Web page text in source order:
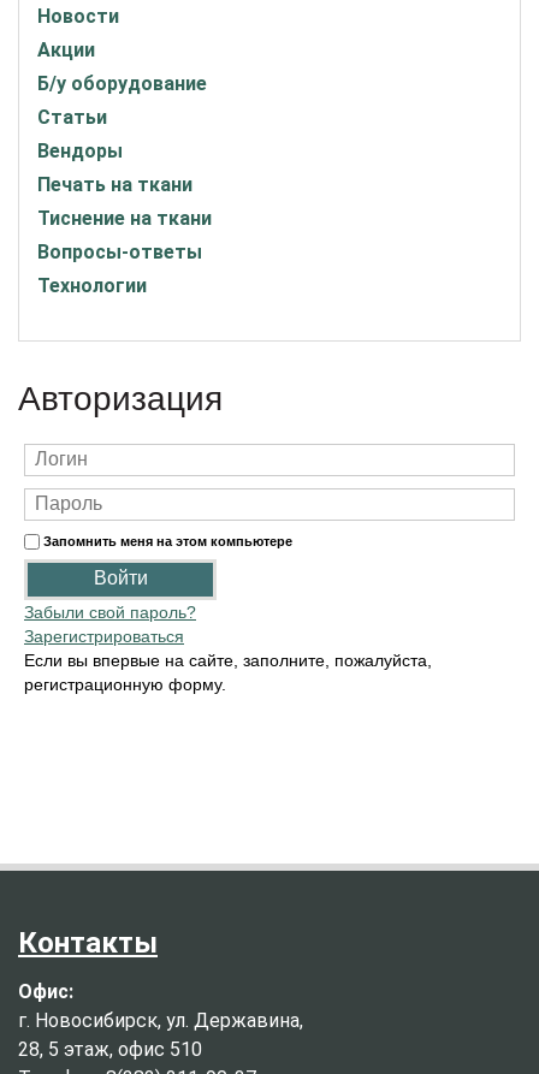
Новости
Акции
Б/у оборудование
Статьи
Вендоры
Печать на ткани
Тиснение на ткани
Вопросы-ответы
Технологии
Авторизация
Запомнить меня на этом компьютере
Забыли свой пароль?
Зарегистрироваться
Если вы впервые на сайте, заполните, пожалуйста,
регистрационную форму.
Контакты
Офис:
г. Новосибирск, ул. Державина,
28, 5 этаж, офис 510